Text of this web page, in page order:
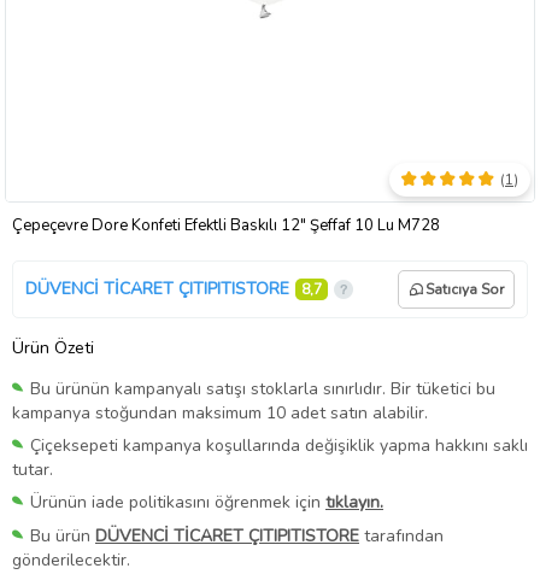
Çepeçevre Dore Konfeti Efektli Baskılı 12" Şeffaf 10 Lu M728
(1)
DÜVENCİ TİCARET ÇITIPITISTORE 8,7 Satıcıya Sor
Ürün Özeti
Bu ürünün kampanyalı satışı stoklarla sınırlıdır. Bir tüketici bu
kampanya stoğundan maksimum 10 adet satın alabilir.
Çiçeksepeti kampanya koşullarında değişiklik yapma hakkını saklı
tutar.
Ürünün iade politikasını öğrenmek için tıklayın.
Bu ürün DÜVENCİ TİCARET ÇITIPITISTORE tarafından
gönderilecektir.